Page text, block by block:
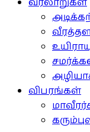
விபரங்கள்